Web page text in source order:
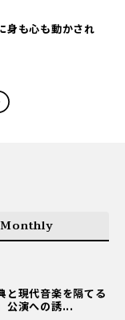
身も心も動かされ
Monthly
と現代音楽を隔てる
公演への誘...